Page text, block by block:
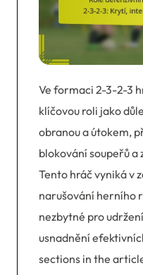
Ve formaci 2-3-2-3
klíčovou roli jako
obranou a útokem,
blokování soupeřů a
Tento hráč vyniká v
narušování herního
nezbytné pro
usnadnění
sections in the